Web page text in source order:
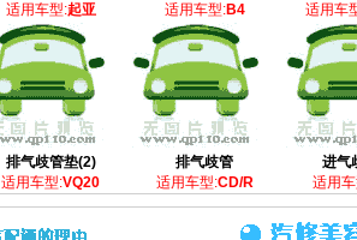
适用车型:起亚
适用车型:B4
适用车
排气歧管垫(2)
适用车型:VQ20
排气歧管
适用车型:CD/R
进气
适用